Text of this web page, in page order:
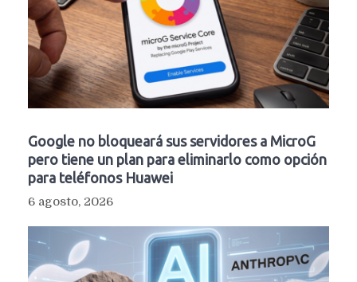
Google no bloqueará sus servidores a MicroG
pero tiene un plan para eliminarlo como opción
para teléfonos Huawei
6 agosto, 2026